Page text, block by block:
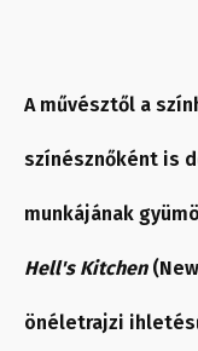
A művésztől a
színésznőként is
munkájának
Hell's Kitchen
önéletrajzi